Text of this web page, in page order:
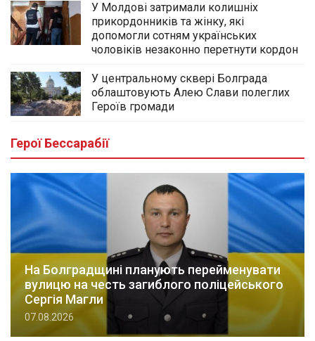
У Молдові затримали колишніх
прикордонників та жінку, які
допомогли сотням українських
чоловіків незаконно перетнути кордон
У центральному сквері Болграда
облаштовують Алею Слави полеглих
Героїв громади
Герої Бессарабії
На Болградщині планують перейменувати
вулицю на честь загиблого поліцейського
Сергія Магли
07.08.2026